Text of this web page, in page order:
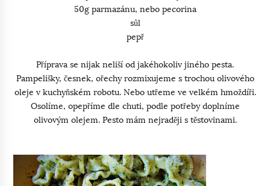
50g parmazánu, nebo pecorina
sůl
pepř
Příprava se nijak neliší od jakéhokoliv jiného pesta.
Pampelišky, česnek, ořechy rozmixujeme s trochou olivového
oleje v kuchyňském robotu. Nebo utřeme ve velkém hmoždíři.
Osolíme, opepříme dle chuti, podle potřeby doplníme
olivovým olejem. Pesto mám nejraději s těstovinami.